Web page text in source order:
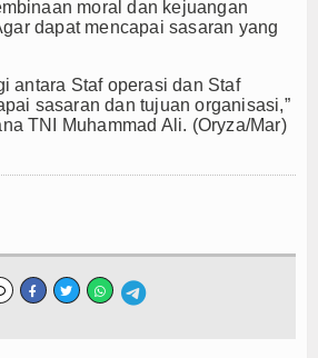
moral dan kejuangan
dapat mencapai sasaran yang
antara Staf operasi dan Staf
sasaran dan tujuan organisasi,”
TNI Muhammad Ali. (Oryza/Mar)